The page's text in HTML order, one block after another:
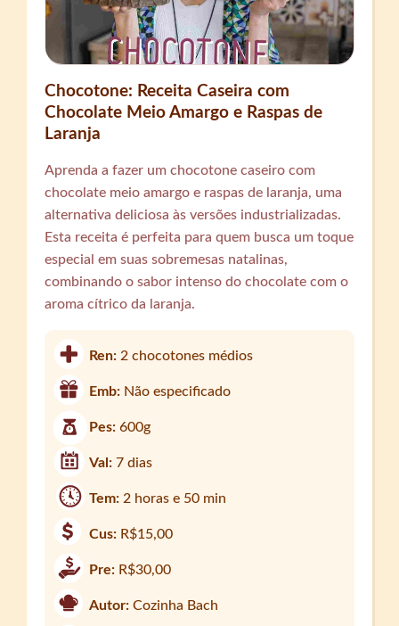
Chocotone: Receita Caseira com
Chocolate Meio Amargo e Raspas de
Laranja
Aprenda a fazer um chocotone caseiro com
chocolate meio amargo e raspas de laranja, uma
alternativa deliciosa às versões industrializadas.
Esta receita é perfeita para quem busca um toque
especial em suas sobremesas natalinas,
combinando o sabor intenso do chocolate com o
aroma cítrico da laranja.
Ren:2 chocotones médios
Emb: Não especificado
Pes:600g
Val:7 dias
Tem:2 horas e 50 min
Cus: R$15,00
Pre: R$30,00
Autor: Cozinha Bach